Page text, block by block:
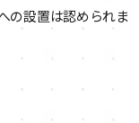
の設置は認められま